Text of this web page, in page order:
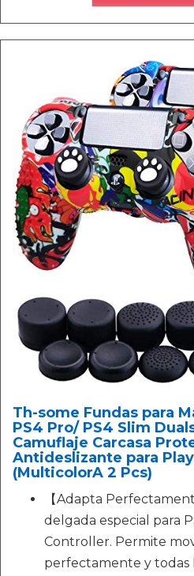
Th-some Fundas para
PS4 Pro/ PS4 Slim
Camuflaje Carcasa
Antideslizante para
(MulticolorA 2 Pcs)
【Adapta
delgada especial para
Controller. Permite
perfectamente y todas